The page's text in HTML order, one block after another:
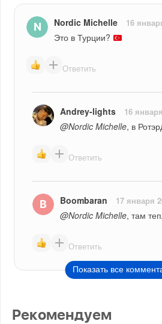
Nordic Michelle 16
Это в Турции?
Ответить
Andrey-lights 16
@Nordic Michelle, в
Ответить
Boombaran 17 января
@Nordic Michelle, там
Ответить
Показать все
Рекомендуем